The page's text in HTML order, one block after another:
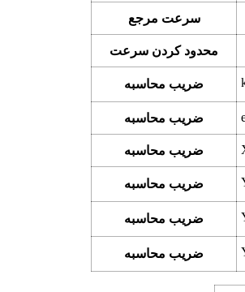
سرعت مرجع
محدود کردن سرعت
ضریب محاسبه
ضریب محاسبه
ضریب محاسبه
ضریب محاسبه
ضریب محاسبه
ضریب محاسبه